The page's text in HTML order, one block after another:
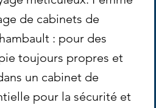
de cabinets de
: pour des
toujours propres et
un cabinet de
pour la sécurité et